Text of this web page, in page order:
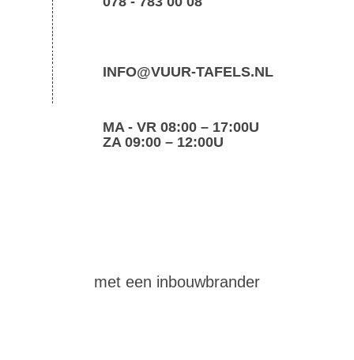
INFO@VUUR-TAFELS.NL
MA - VR 08:00 – 17:00U
ZA 09:00 – 12:00U
met een inbouwbrander